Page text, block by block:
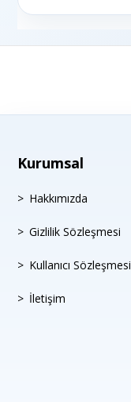
Kurumsal
Hakkımızda
Gizlilik Sözleşmesi
Kullanıcı Sözleşmesi
İletişim